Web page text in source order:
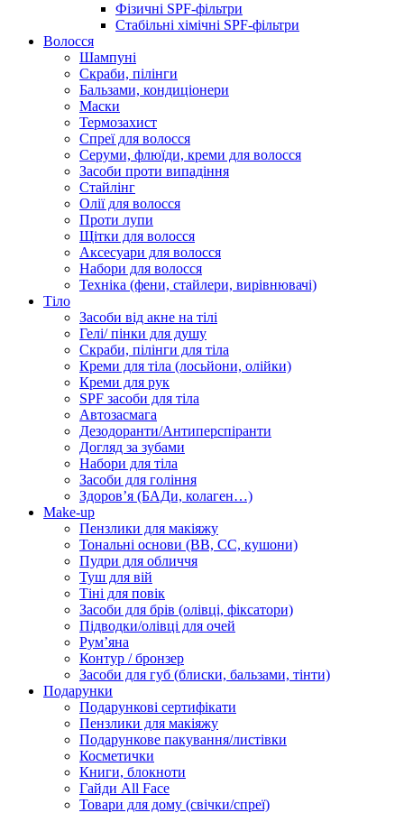
Фізичні SPF-фільтри
Стабільні хімічні SPF-фільтри
Волосся
Шампуні
Скраби, пілінги
Бальзами, кондиціонери
Маски
Термозахист
Спреї для волосся
Серуми, флюїди, креми для волосся
Засоби проти випадіння
Стайлінг
Олії для волосся
Проти лупи
Щітки для волосся
Аксесуари для волосся
Набори для волосся
Техніка (фени, стайлери, вирівнювачі)
Тіло
Засоби від акне на тілі
Гелі/ пінки для душу
Скраби, пілінги для тіла
Креми для тіла (лосьйони, олійки)
Креми для рук
SPF засоби для тіла
Автозасмага
Дезодоранти/Антиперспіранти
Догляд за зубами
Набори для тіла
Засоби для гоління
Здоровʼя (БАДи, колаген…)
Make-up
Пензлики для макіяжу
Тональні основи (BB, CC, кушони)
Пудри для обличчя
Туш для вій
Тіні для повік
Засоби для брів (олівці, фіксатори)
Підводки/олівці для очей
Румʼяна
Контур / бронзер
Засоби для губ (блиски, бальзами, тінти)
Подарунки
Подарункові сертифікати
Пензлики для макіяжу
Подарункове пакування/листівки
Косметички
Книги, блокноти
Гайди All Face
Товари для дому (свічки/спреї)